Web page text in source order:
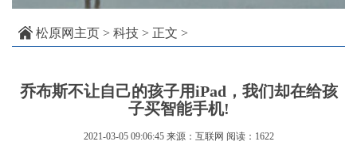
松原网主页 > 科技 > 正文 >
乔布斯不让自己的孩子用iPad，我们却在给孩
子买智能手机!
2021-03-05 09:06:45 来源：互联网 阅读：1622